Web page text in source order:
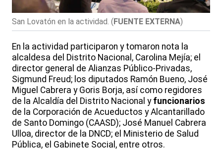
San Lovatón en la actividad. (FUENTE EXTERNA)
En la actividad participaron y tomaron nota la
alcaldesa del Distrito Nacional, Carolina Mejía; el
director general de Alianzas Público-Privadas,
Sigmund Freud; los diputados Ramón Bueno, José
Miguel Cabrera y Goris Borja, así como regidores
de la Alcaldía del Distrito Nacional y funcionarios
de la Corporación de Acueductos y Alcantarillado
de Santo Domingo (CAASD); José Manuel Cabrera
Ulloa, director de la DNCD; el Ministerio de Salud
Pública, el Gabinete Social, entre otros.